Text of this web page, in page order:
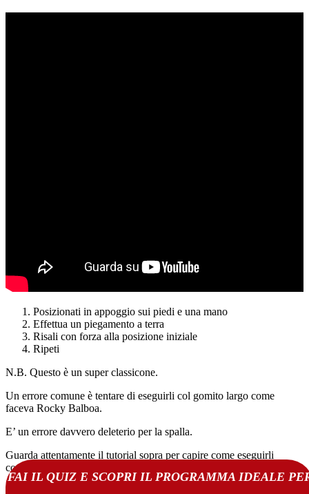
Posizionati in appoggio sui piedi e una mano
Effettua un piegamento a terra
Risali con forza alla posizione iniziale
Ripeti
N.B. Questo è un super classicone.
Un errore comune è tentare di eseguirli col gomito largo come
faceva Rocky Balboa.
E’ un errore davvero deleterio per la spalla.
Guarda attentamente il tutorial sopra per capire come eseguirli
correttamente.
FAI IL QUIZ E SCOPRI IL PROGRAMMA IDEALE